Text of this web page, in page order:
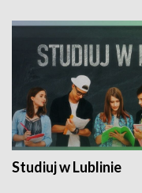
Studiuj w Lublinie